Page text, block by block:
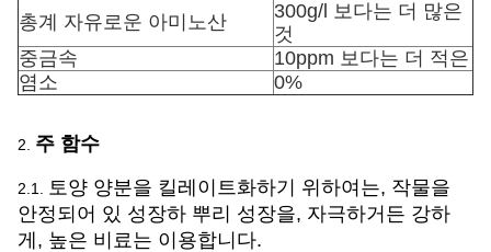
총계 자유로운 아미노산
300g/l 보다는 더 많은
것
중금속
10ppm 보다는 더 적은
염소
0%
2. 주 함수
2.1. 토양 양분을 킬레이트화하기 위하여는, 작물을
안정되어 있 성장하 뿌리 성장을, 자극하거든 강하
게, 높은 비료는 이용합니다.